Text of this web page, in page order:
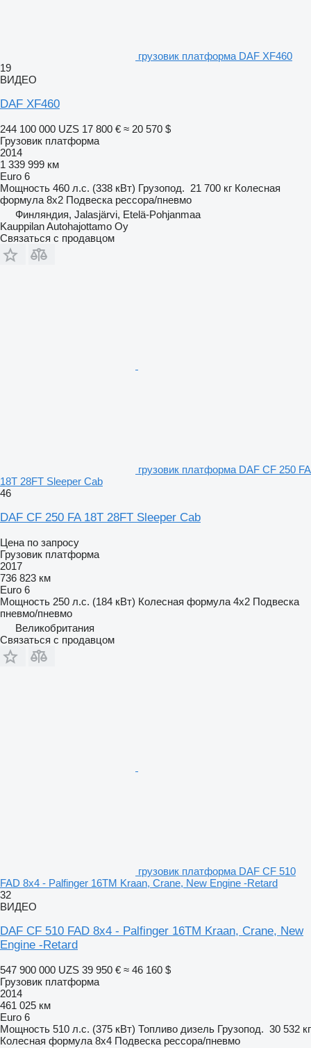
грузовик платформа DAF XF460
19
ВИДЕО
DAF XF460
244 100 000 UZS 17 800 € ≈ 20 570 $
Грузовик платформа
2014
1 339 999 км
Euro 6
Мощность 460 л.с. (338 кВт) Грузопод. 21 700 кг Колесная
формула 8x2 Подвеска рессора/пневмо
Финляндия, Jalasjärvi, Etelä-Pohjanmaa
Kauppilan Autohajottamo Oy
Связаться с продавцом
грузовик платформа DAF CF 250 FA
18T 28FT Sleeper Cab
46
DAF CF 250 FA 18T 28FT Sleeper Cab
Цена по запросу
Грузовик платформа
2017
736 823 км
Euro 6
Мощность 250 л.с. (184 кВт) Колесная формула 4x2 Подвеска
пневмо/пневмо
Великобритания
Связаться с продавцом
грузовик платформа DAF CF 510
FAD 8x4 - Palfinger 16TM Kraan, Crane, New Engine -Retard
32
ВИДЕО
DAF CF 510 FAD 8x4 - Palfinger 16TM Kraan, Crane, New
Engine -Retard
547 900 000 UZS 39 950 € ≈ 46 160 $
Грузовик платформа
2014
461 025 км
Euro 6
Мощность 510 л.с. (375 кВт) Топливо дизель Грузопод. 30 532 кг
Колесная формула 8x4 Подвеска рессора/пневмо